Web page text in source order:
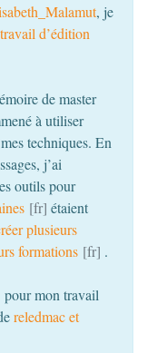
, je
travail d’édition
de master
à utiliser
techniques. En
j’ai
outils pour
étaient
plusieurs
formations .
pour mon travail
reledmac et